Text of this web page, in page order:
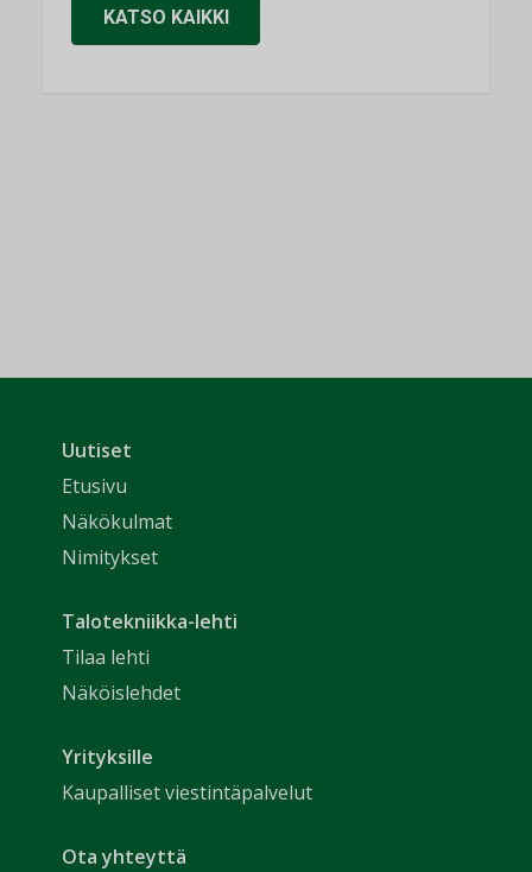
KATSO KAIKKI
Uutiset
Etusivu
Näkökulmat
Nimitykset
Talotekniikka-lehti
Tilaa lehti
Näköislehdet
Yrityksille
Kaupalliset viestintäpalvelut
Ota yhteyttä